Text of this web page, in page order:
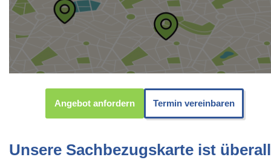
Angebot anfordern Termin vereinbaren
Unsere Sachbezugskarte ist überall